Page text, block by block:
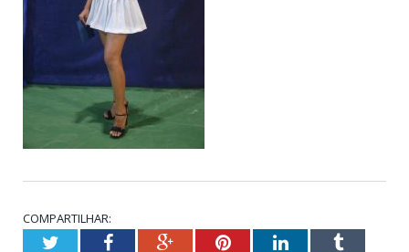
COMPARTILHAR:
TwitterFacebookGoogle+PinterestLinkedInTumblr